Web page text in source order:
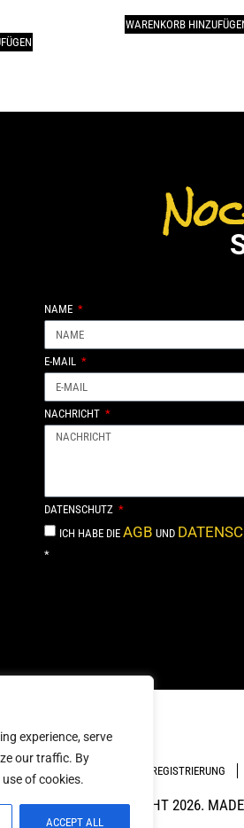
experience, serve
our traffic. By
of cookies.
ACCEPT ALL
WARENKORB
NAME
E-MAIL
NACHRICHT
DATENSCHUTZ
ICH HABE DIEAGB UND
*
AFFILIATE REGISTRIERUNG
COPYRIGHT 2026.